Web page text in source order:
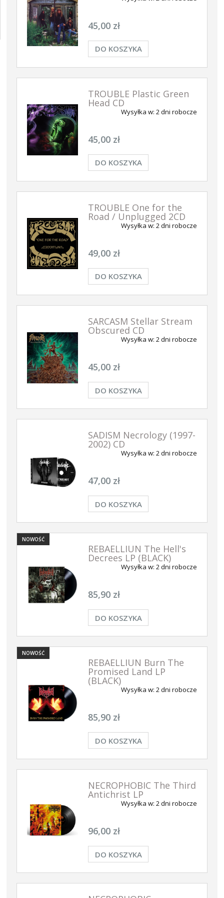
45,00 zł
DO KOSZYKA
TROUBLE Plastic Green
Head CD
Wysyłka w: 2 dni robocze
45,00 zł
DO KOSZYKA
TROUBLE One for the
Road / Unplugged 2CD
Wysyłka w: 2 dni robocze
49,00 zł
DO KOSZYKA
SARCASM Stellar Stream
Obscured CD
Wysyłka w: 2 dni robocze
45,00 zł
DO KOSZYKA
SADISM Necrology (1997-
2002) CD
Wysyłka w: 2 dni robocze
47,00 zł
DO KOSZYKA
REBAELLIUN The Hell's
Decrees LP (BLACK)
Wysyłka w: 2 dni robocze
85,90 zł
DO KOSZYKA
NOWOŚĆ
REBAELLIUN Burn The
Promised Land LP
(BLACK)
Wysyłka w: 2 dni robocze
85,90 zł
DO KOSZYKA
NOWOŚĆ
NECROPHOBIC The Third
Antichrist LP
Wysyłka w: 2 dni robocze
96,00 zł
DO KOSZYKA